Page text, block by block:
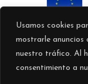
Usamos cookies
mostrarle anuncios
nuestro tráfico. Al
consentimiento a